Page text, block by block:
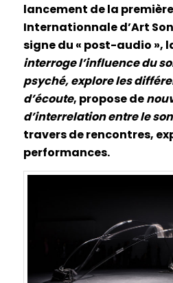
lancement de la
Internationnale d’Art
signe du « post-audio »,
interroge l’influence du
psyché, explore les
d’écoute, propose de
d’interrelation entre le
travers de rencontres,
performances.